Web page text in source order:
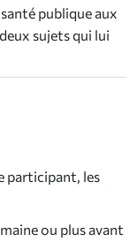
publique aux
sujets qui lui
participant, les
ou plus avant